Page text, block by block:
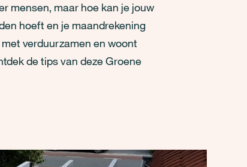
mensen, maar hoe kan je jouw
hoeft en je maandrekening
verduurzamen en woont
de tips van deze Groene